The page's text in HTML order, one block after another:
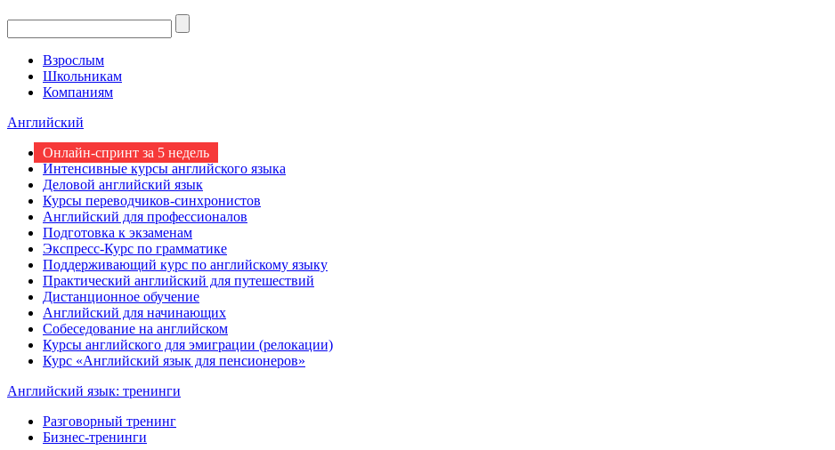
Взрослым
Школьникам
Компаниям
Английский
Онлайн-спринт за 5 недель
Интенсивные курсы английского языка
Деловой английский язык
Курсы переводчиков-синхронистов
Английский для профессионалов
Подготовка к экзаменам
Экспресс-Курс по грамматике
Поддерживающий курс по английскому языку
Практический английский для путешествий
Дистанционное обучение
Английский для начинающих
Собеседование на английском
Курсы английского для эмиграции (релокации)
Курс «Английский язык для пенсионеров»
Английский язык: тренинги
Разговорный тренинг
Бизнес-тренинги